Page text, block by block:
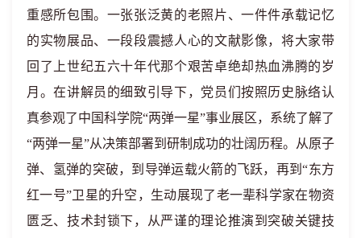
重感所包围。一张张泛黄的老照片、一件件承载记忆
的实物展品、一段段震撼人心的文献影像，将大家带
回了上世纪五六十年代那个艰苦卓绝却热血沸腾的岁
月。在讲解员的细致引导下，党员们按照历史脉络认
真参观了中国科学院“两弹一星”事业展区，系统了解了
“两弹一星”从决策部署到研制成功的壮阔历程。从原子
弹、氢弹的突破，到导弹运载火箭的飞跃，再到“东方
红一号”卫星的升空，生动展现了老一辈科学家在物资
匮乏、技术封锁下，
从严谨的理论推演到突破关键技